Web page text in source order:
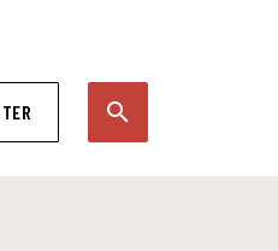
search
search